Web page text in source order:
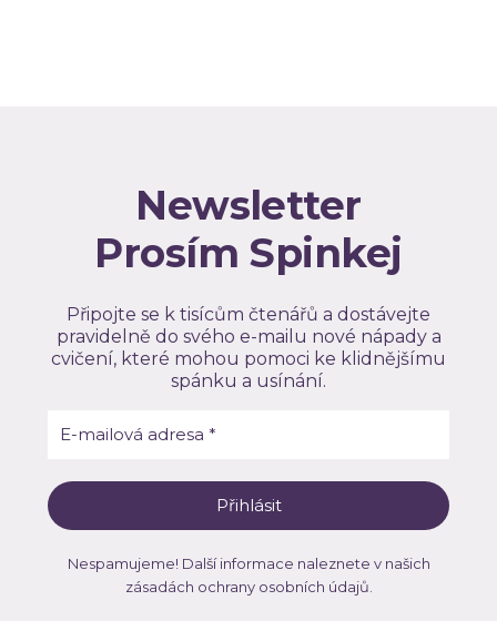
Newsletter
Prosím Spinkej
Připojte se k tisícům čtenářů a dostávejte
pravidelně do svého e-mailu nové nápady a
cvičení, které mohou pomoci ke klidnějšímu
spánku a usínání.
Nespamujeme! Další informace naleznete v našich
zásadách ochrany osobních údajů